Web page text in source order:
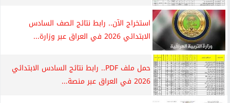
استخراج الآن.. رابط نتائج الصف السادس
الابتدائي 2026 في العراق عبر وزارة...
حمل ملف PDF.. رابط نتائج السادس الابتدائي
2026 في العراق عبر منصة...